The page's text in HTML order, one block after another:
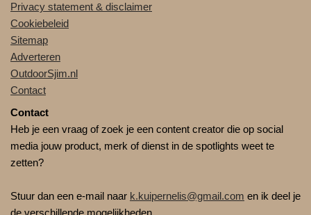
Privacy statement & disclaimer
Cookiebeleid
Sitemap
Adverteren
OutdoorSjim.nl
Contact
Contact
Heb je een vraag of zoek je een content creator die op social
media jouw product, merk of dienst in de spotlights weet te
zetten?
Stuur dan een e-mail naar k.kuipernelis@gmail.com en ik deel je
de verschillende mogelijkheden.